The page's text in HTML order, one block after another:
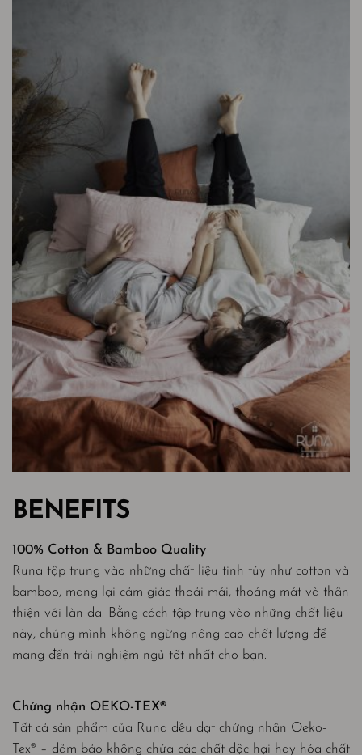
Không áp dụng nếu:
Sản phẩm đã qua sử dụng
Quá thời hạn 15 ngày
Không đúng sản phẩm ban đầu
🛒 Đặt Ngay Chăn ga Bamboo – Dịu êm từ thiên nhiên,
Chạm nhẹ vào giấc ngủ
BENEFITS
100% Cotton & Bamboo Quality
Runa tập trung vào những chất liệu tinh túy như cotton và
bamboo, mang lại cảm giác thoải mái, thoáng mát và thân
thiện với làn da. Bằng cách tập trung vào những chất liệu
này, chúng mình không ngừng nâng cao chất lượng để
mang đến trải nghiệm ngủ tốt nhất cho bạn.
Chứng nhận OEKO-TEX®
Tất cả sản phẩm của Runa đều đạt chứng nhận Oeko-
Tex® – đảm bảo không chứa các chất độc hại hay hóa chất